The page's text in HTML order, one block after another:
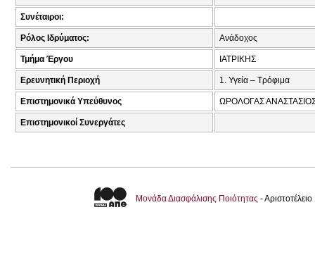
Συνέταιροι:
Ρόλος Ιδρύματος: Ανάδοχος
Τμήμα Έργου ΙΑΤΡΙΚΗΣ
Ερευνητική Περιοχή 1. Υγεία – Τρόφιμα
Επιστημονικά Υπεύθυνος ΩΡΟΛΟΓΑΣ
Επιστημονικοί Συνεργάτες
Μονάδα Διασφάλισης Ποιότητας -